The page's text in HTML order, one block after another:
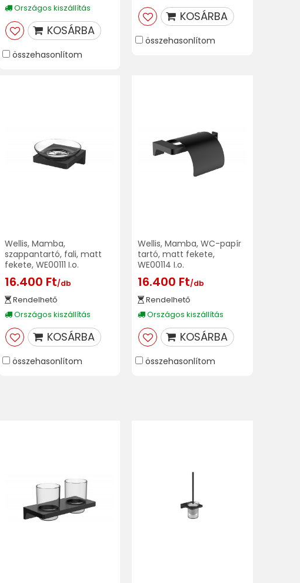
Országos kiszállítás
KOSÁRBA
összehasonlítom
KOSÁRBA
összehasonlítom
Wellis, Mamba,
szappantartó, fali, matt
fekete, WE00111 I.o.
16.400 Ft/db
Rendelhető
Országos kiszállítás
KOSÁRBA
összehasonlítom
Wellis, Mamba, WC-papír
tartó, matt fekete,
WE00114 I.o.
16.400 Ft/db
Rendelhető
Országos kiszállítás
KOSÁRBA
összehasonlítom